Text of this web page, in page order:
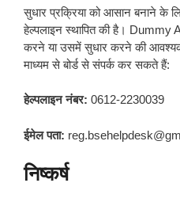
सुधार प्रक्रिया को आसान बनाने के
हेल्पलाइन स्थापित की है।
करने या उसमें सुधार करने की
माध्यम से बोर्ड से संपर्क कर सकते हैं:
हेल्पलाइन नंबर: 0612-2230039
ईमेल पता:
निष्कर्ष